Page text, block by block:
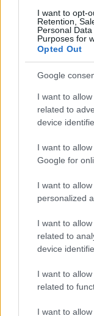
I want to opt-
Retention,
Personal
Purposes for
Opted Out
Google
I want to
related to
device
I want to
Google for
I want to
personalized
I want to
related to
device
I want to
related to
I want to
Régebben az
szezonja, mert
növények voltak
forgalomban. A
szinte bármikor
Encián -
képen látható
árnyékában,
áll a
hogy a
Az egres,
thunbergia•2012.